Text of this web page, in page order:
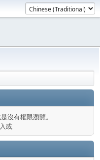
沒有權限瀏覽。
或